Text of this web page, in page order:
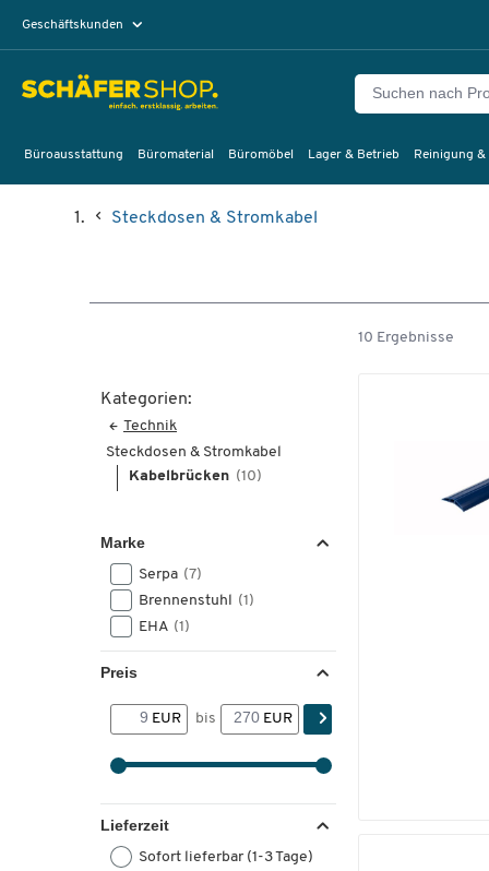
Geschäftskunden
Büroausstattung Büromaterial Büromöbel Lager & Betrieb Reinigung &
Steckdosen & Stromkabel
Kategorien:
Technik
Steckdosen & Stromkabel
Kabelbrücken (10)
Marke
Serpa (7)
Brennenstuhl (1)
EHA (1)
Preis
EUR bis EUR
Lieferzeit
Sofort lieferbar (1-3 Tage)
10 Ergebnisse